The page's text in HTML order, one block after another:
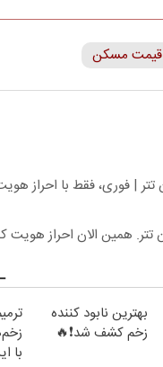
قیمت مسکن
بهترین نابود کننده
زخم کشف شد❗🔥
با